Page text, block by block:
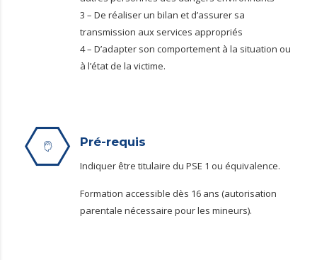
3 – De réaliser un bilan et d’assurer sa
transmission aux services appropriés
4 – D’adapter son comportement à la situation ou
à l’état de la victime.
Pré-requis
Indiquer être titulaire du PSE 1 ou équivalence.
Formation accessible dès 16 ans (autorisation
parentale nécessaire pour les mineurs).